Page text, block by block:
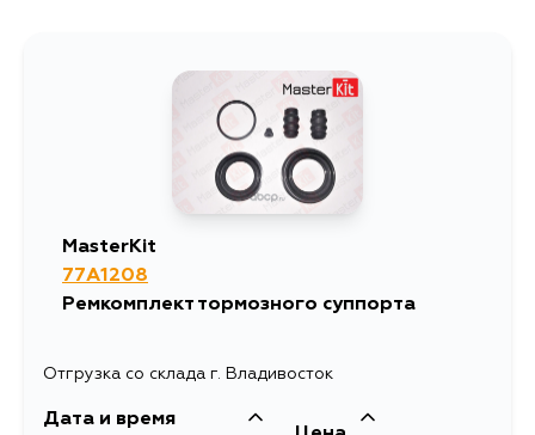
MasterKit
77A1208
Ремкомплект тормозного суппорта
Отгрузка со склада г. Владивосток
Дата и время